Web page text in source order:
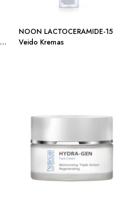
NOON LACTOCERAMIDE-15
Veido Kremas